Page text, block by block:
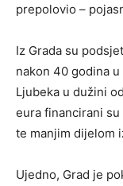
prepolovio –
Iz Grada su
nakon 40 godina
Ljubeka u dužini
eura financirani
te manjim dijelom
Ujedno, Grad je